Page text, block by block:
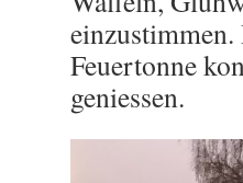
einzustimmen.
Feuertonne
geniessen.